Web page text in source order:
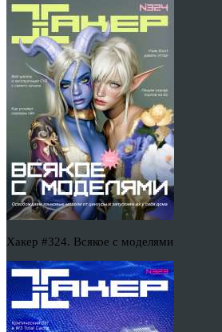
Хакер #324. Всякое с моделями